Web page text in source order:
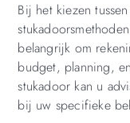
Bij het kiezen
belangrijk om
budget, planning,
stukadoor kan u
bij uw specifieke